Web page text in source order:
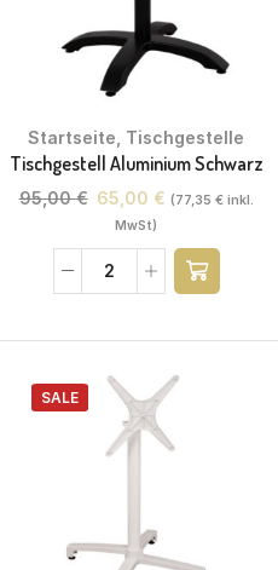
Startseite Tischgestelle
Tischgestell Aluminium Schwarz
95,00€ 65,00 € (77,35 €inkl.
MwSt)
SALE